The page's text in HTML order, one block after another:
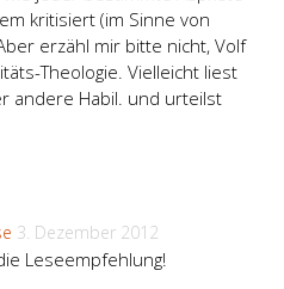
kritisiert (im Sinne von
erzähl mir bitte nicht, Volf
Theologie. Vielleicht liest
andere Habil. und urteilst
3. Dezember 2012
Leseempfehlung!